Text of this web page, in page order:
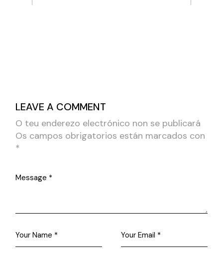
LEAVE A COMMENT
O teu enderezo electrónico non se publicará
Os campos obrigatorios están marcados con
*